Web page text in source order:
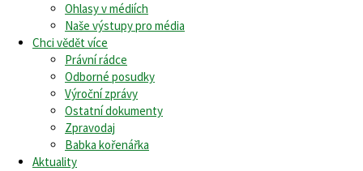
Ohlasy v médiích
Naše výstupy pro média
Chci vědět více
Právní rádce
Odborné posudky
Výroční zprávy
Ostatní dokumenty
Zpravodaj
Babka kořenářka
Aktuality